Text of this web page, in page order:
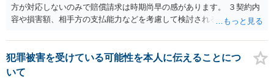
方が対応しないのみで賠償請求は時期尚早の感があります。 ３契約内
容や損害額、相手方の支払能力などを考慮して検討されるとよいでし
求する場合もありますが、認められるのはごく一部です。 ５事案の詳
細な検討が必要です。遅延損害金の発生なども確認するとよいでしょ
う。 ６弁護士に窓口を一本化して、直接連絡を避けることも方法の一
犯罪被害を受けている可能性を本人に伝えることにつ
いて